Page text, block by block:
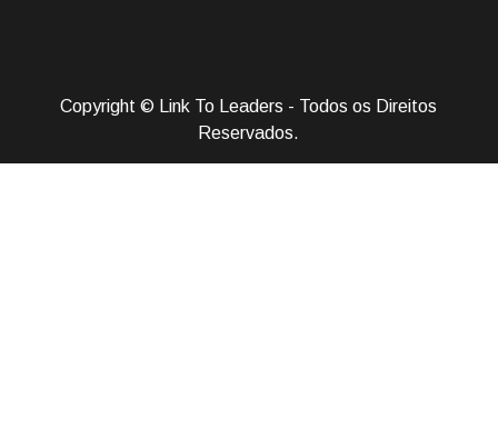
Copyright © Link To Leaders - Todos os Direitos
Reservados.